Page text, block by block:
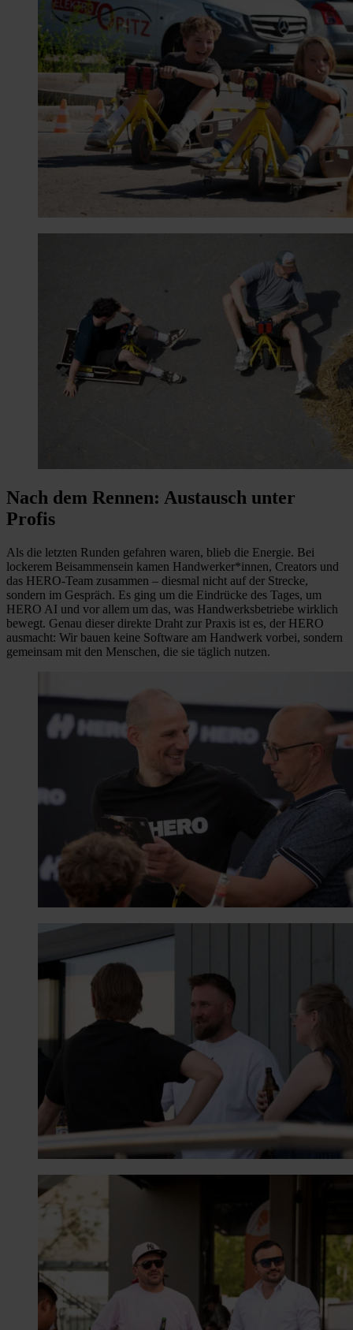
Nach dem Rennen: Austausch unter
Profis
Als die letzten Runden gefahren waren, blieb die Energie. Bei
lockerem Beisammensein kamen Handwerker*innen, Creators und
das HERO-Team zusammen – diesmal nicht auf der Strecke,
sondern im Gespräch. Es ging um die Eindrücke des Tages, um
HERO AI und vor allem um das, was Handwerksbetriebe wirklich
bewegt. Genau dieser direkte Draht zur Praxis ist es, der HERO
ausmacht: Wir bauen keine Software am Handwerk vorbei, sondern
gemeinsam mit den Menschen, die sie täglich nutzen.